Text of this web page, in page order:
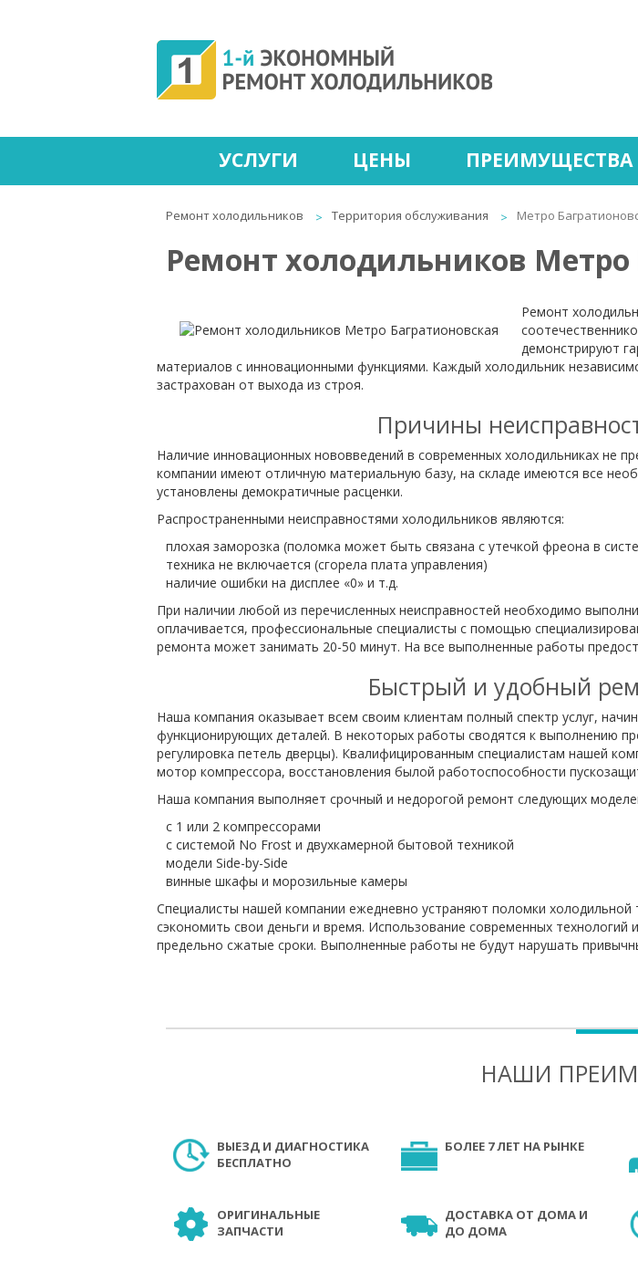
УСЛУГИ ЦЕНЫ ПРЕИМУЩЕСТВА
Ремонт холодильников Территория обслуживания Метро
Ремонт холодильников Метро
Ремонт
демонстрируют
материалов с инновационными функциями. Каждый холодильник
застрахован от выхода из строя.
Причины
Наличие инновационных нововведений в современных холодильниках не
компании имеют отличную материальную базу, на складе имеются все
установлены демократичные расценки.
Распространенными неисправностями холодильников являются:
плохая заморозка (поломка может быть связана с утечкой фреона в
техника не включается (сгорела плата управления)
наличие ошибки на дисплее «0» и т.д.
При наличии любой из перечисленных неисправностей необходимо
оплачивается, профессиональные специалисты с помощью
ремонта может занимать 20-50 минут. На все выполненные работы
Быстрый и удобный
Наша компания оказывает всем своим клиентам полный спектр услуг,
функционирующих деталей. В некоторых работы сводятся к выполнению
регулировка петель дверцы). Квалифицированным специалистам нашей
мотор компрессора, восстановления былой работоспособности
Наша компания выполняет срочный и недорогой ремонт следующих
с 1 или 2 компрессорами
с системой No Frost и двухкамерной бытовой техникой
модели Side-by-Side
винные шкафы и морозильные камеры
Специалисты нашей компании ежедневно устраняют поломки холодильной
сэкономить свои деньги и время. Использование современных
предельно сжатые сроки. Выполненные работы не будут нарушать
НАШИ
ВЫЕЗД И ДИАГНОСТИКА
БЕСПЛАТНО
БОЛЕЕ 7 ЛЕТ НА РЫНКЕ
ОРИГИНАЛЬНЫЕ
ЗАПЧАСТИ
ДОСТАВКА ОТ ДОМА И
ДО ДОМА